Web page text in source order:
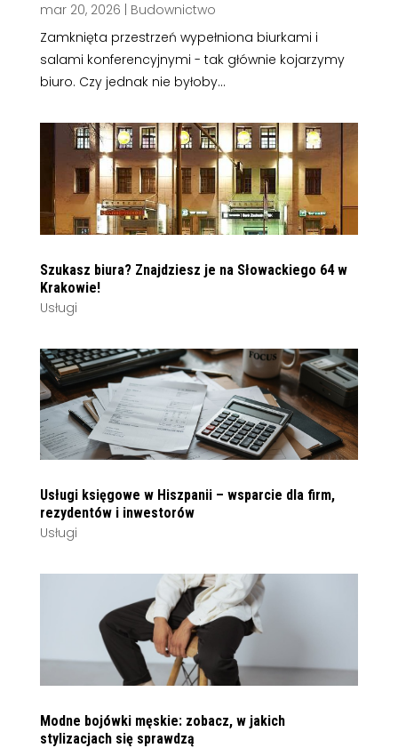
mar 20, 2026
Budownictwo
Zamknięta przestrzeń wypełniona biurkami i
salami konferencyjnymi - tak głównie kojarzymy
biuro. Czy jednak nie byłoby...
Szukasz biura? Znajdziesz je na Słowackiego 64 w
Krakowie!
Usługi
Usługi księgowe w Hiszpanii – wsparcie dla firm,
rezydentów i inwestorów
Usługi
Modne bojówki męskie: zobacz, w jakich
stylizacjach się sprawdzą